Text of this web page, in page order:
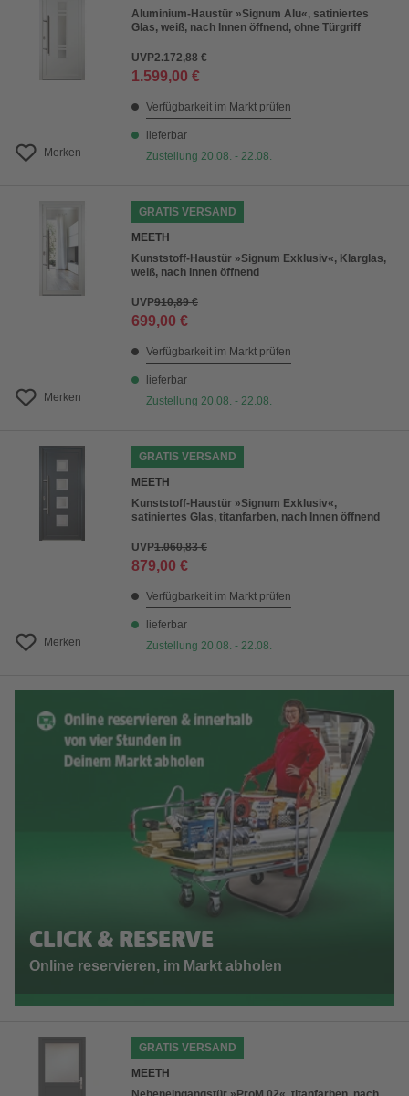
Merken
Aluminium-Haustür »Signum Alu«, satiniertes
Glas, weiß, nach Innen öffnend, ohne Türgriff
UVP2.172,88 €
1.599,00 €
Verfügbarkeit im Markt prüfen
lieferbar
Zustellung 20.08. - 22.08.
Merken
GRATIS VERSAND
MEETH
Kunststoff-Haustür »Signum Exklusiv«, Klarglas,
weiß, nach Innen öffnend
UVP910,89 €
699,00 €
Verfügbarkeit im Markt prüfen
lieferbar
Zustellung 20.08. - 22.08.
Merken
GRATIS VERSAND
MEETH
Kunststoff-Haustür »Signum Exklusiv«,
satiniertes Glas, titanfarben, nach Innen öffnend
UVP1.060,83 €
879,00 €
Verfügbarkeit im Markt prüfen
lieferbar
Zustellung 20.08. - 22.08.
CLICK & RESERVE
Online reservieren, im Markt abholen
GRATIS VERSAND
MEETH